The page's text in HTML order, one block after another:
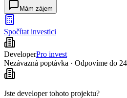
Mám zájem
Spočítat investici
DeveloperPro invest
Nezávazná poptávka · Odpovíme do
Jste developer tohoto projektu?